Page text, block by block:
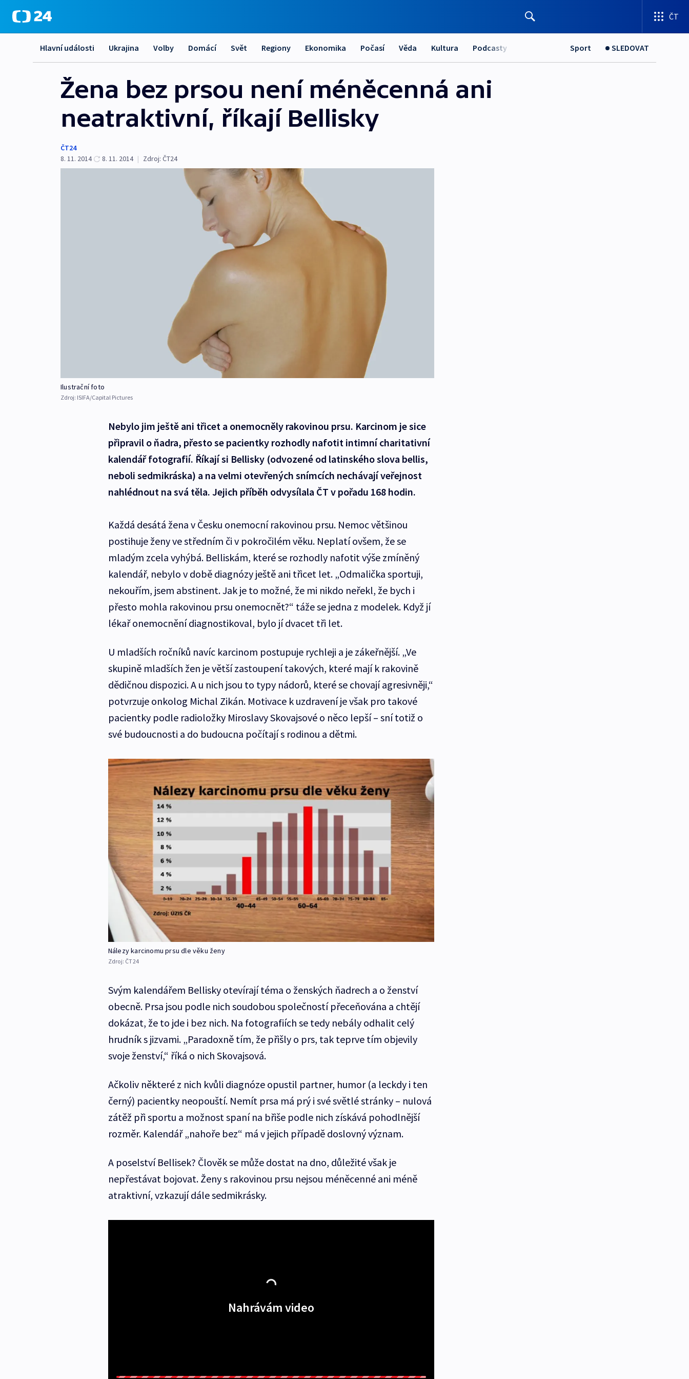
ČT
Hlavní události Ukrajina Volby Domácí Svět Regiony Ekonomika Počasí Věda Kultura Podcasty Sport SLEDOVAT
Žena bez prsou není méněcenná ani
neatraktivní, říkají Bellisky
ČT24
8. 11. 2014
8. 11. 2014 | Zdroj: ČT24
Ilustrační foto
Zdroj: ISIFA/Capital Pictures
Nebylo jim ještě ani třicet a onemocněly rakovinou prsu. Karcinom je sice
připravil o ňadra, přesto se pacientky rozhodly nafotit intimní charitativní
kalendář fotografií. Říkají si Bellisky (odvozené od latinského slova bellis,
neboli sedmikráska) a na velmi otevřených snímcích nechávají veřejnost
nahlédnout na svá těla. Jejich příběh odvysílala ČT v pořadu 168 hodin.
Každá desátá žena v Česku onemocní rakovinou prsu. Nemoc většinou
postihuje ženy ve středním či v pokročilém věku. Neplatí ovšem, že se
mladým zcela vyhýbá. Belliskám, které se rozhodly nafotit výše zmíněný
kalendář, nebylo v době diagnózy ještě ani třicet let. „Odmalička sportuji,
nekouřím, jsem abstinent. Jak je to možné, že mi nikdo neřekl, že bych i
přesto mohla rakovinou prsu onemocnět?“ táže se jedna z modelek. Když jí
lékař onemocnění diagnostikoval, bylo jí dvacet tři let.
U mladších ročníků navíc karcinom postupuje rychleji a je zákeřnější. „Ve
skupině mladších žen je větší zastoupení takových, které mají k rakovině
dědičnou dispozici. A u nich jsou to typy nádorů, které se chovají agresivněji,“
potvrzuje onkolog Michal Zikán. Motivace k uzdravení je však pro takové
pacientky podle radioložky Miroslavy Skovajsové o něco lepší – sní totiž o
své budoucnosti a do budoucna počítají s rodinou a dětmi.
Nálezy karcinomu prsu dle věku ženy
Zdroj: ČT24
Svým kalendářem Bellisky otevírají téma o ženských ňadrech a o ženství
obecně. Prsa jsou podle nich soudobou společností přeceňována a chtějí
dokázat, že to jde i bez nich. Na fotografiích se tedy nebály odhalit celý
hrudník s jizvami. „Paradoxně tím, že přišly o prs, tak teprve tím objevily
svoje ženství,“ říká o nich Skovajsová.
Ačkoliv některé z nich kvůli diagnóze opustil partner, humor (a leckdy i ten
černý) pacientky neopouští. Nemít prsa má prý i své světlé stránky – nulová
zátěž při sportu a možnost spaní na břiše podle nich získává pohodlnější
rozměr. Kalendář „nahoře bez“ má v jejich případě doslovný význam.
A poselství Bellisek? Člověk se může dostat na dno, důležité však je
nepřestávat bojovat. Ženy s rakovinou prsu nejsou méněcenné ani méně
atraktivní, vzkazují dále sedmikrásky.
Nahrávám video